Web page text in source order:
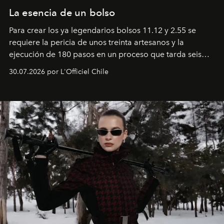
La esencia de un bolso
Para crear los ya legendarios bolsos 11.12 y 2.55 se
requiere la pericia de unos treinta artesanos y la
ejecución de 180 pasos en un proceso que tarda seis
semanas. Los expertos ponen en práctica una técnica
que se enseña solamente en la escuela de formación de
30.07.2026 por L'Officiel Chile